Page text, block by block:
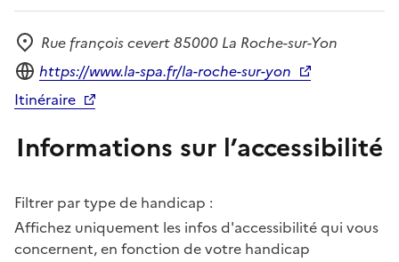
Adresse
Rue françois cevert 85000 La Roche-sur-Yon
Site internet
https://www.la-spa.fr/la-roche-sur-yon
Itinéraire
Informations sur l’accessibilité
Filtrer par type de handicap :
Affichez uniquement les infos d'accessibilité qui vous
concernent, en fonction de votre handicap